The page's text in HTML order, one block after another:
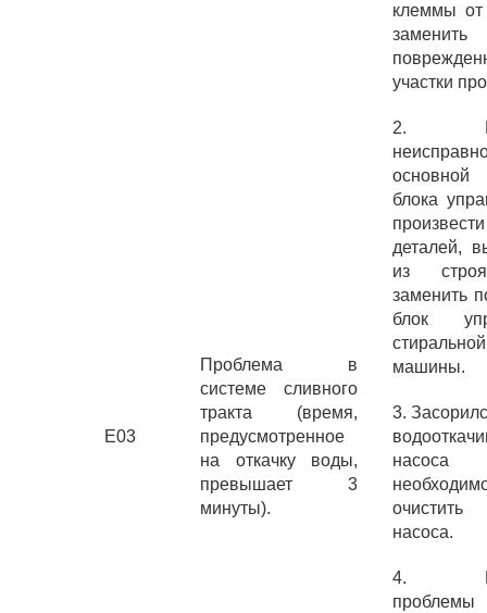
E03
Проблема в
системе сливного
тракта (время,
предусмотренное
на откачку воды,
превышает 3
минуты).
клеммы от
заменить
участки
2.
блока
деталей,
из
заменить
блок
стиральной
машины.
3.
насоса.
4.